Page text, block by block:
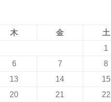
木 金 土
1
6 7 8
13 14 15
20 21 22